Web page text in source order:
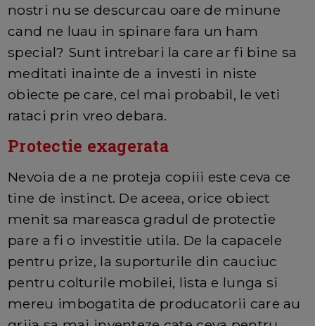
nostri nu se descurcau oare de minune
cand ne luau in spinare fara un ham
special? Sunt intrebari la care ar fi bine sa
meditati inainte de a investi in niste
obiecte pe care, cel mai probabil, le veti
rataci prin vreo debara.
Protectie exagerata
Nevoia de a ne proteja copiii este ceva ce
tine de instinct. De aceea, orice obiect
menit sa mareasca gradul de protectie
pare a fi o investitie utila. De la capacele
pentru prize, la suporturile din cauciuc
pentru colturile mobilei, lista e lunga si
mereu imbogatita de producatorii care au